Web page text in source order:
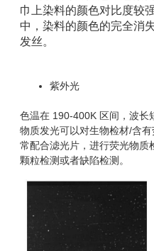
巾上染料的颜色对比度较
中，染料的颜色的完全消
发丝。
紫外光
色温在 190-400K 区间，波长
物质发光可以对生物检材/含
常配合滤光片，进行荧光物质
颗粒检测或者缺陷检测。